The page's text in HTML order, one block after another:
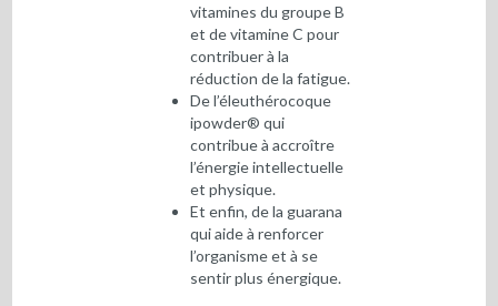
vitamines du groupe B
et de vitamine C pour
contribuer à la
réduction de la fatigue.
De l’éleuthérocoque
ipowder® qui
contribue à accroître
l’énergie intellectuelle
et physique.
Et enfin, de la guarana
qui aide à renforcer
l’organisme et à se
sentir plus énergique.